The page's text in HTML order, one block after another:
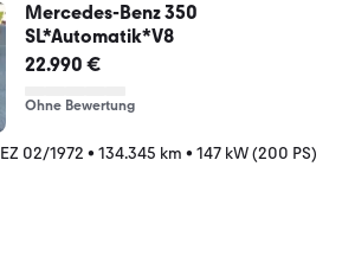
Mercedes-Benz 350
SL*Automatik*V8
22.990 €
Ohne Bewertung
EZ 02/1972 • 134.345 km • 147 kW (200 PS)